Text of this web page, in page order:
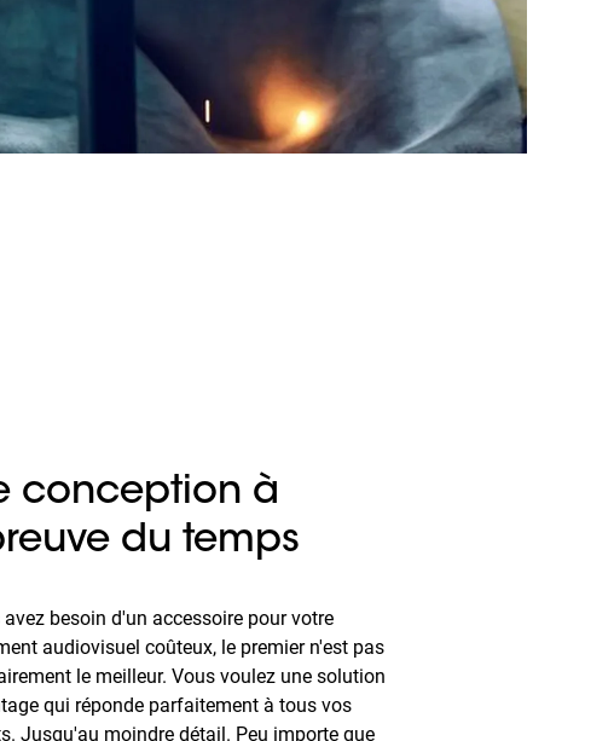
conception à
du temps
besoin d'un accessoire pour votre
audiovisuel coûteux, le premier n'est pas
le meilleur. Vous voulez une solution
qui réponde parfaitement à tous vos
Jusqu'au moindre détail. Peu importe que